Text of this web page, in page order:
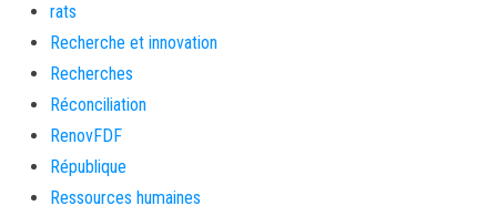
rats
Recherche et innovation
Recherches
Réconciliation
RenovFDF
République
Ressources humaines